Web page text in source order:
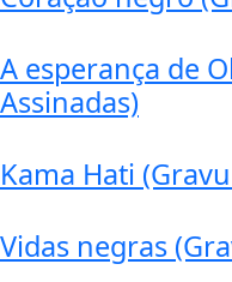
A esperança de
Assinadas)
Kama Hati
Vidas negras